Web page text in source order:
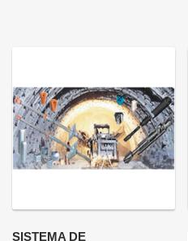
SISTEMA DE